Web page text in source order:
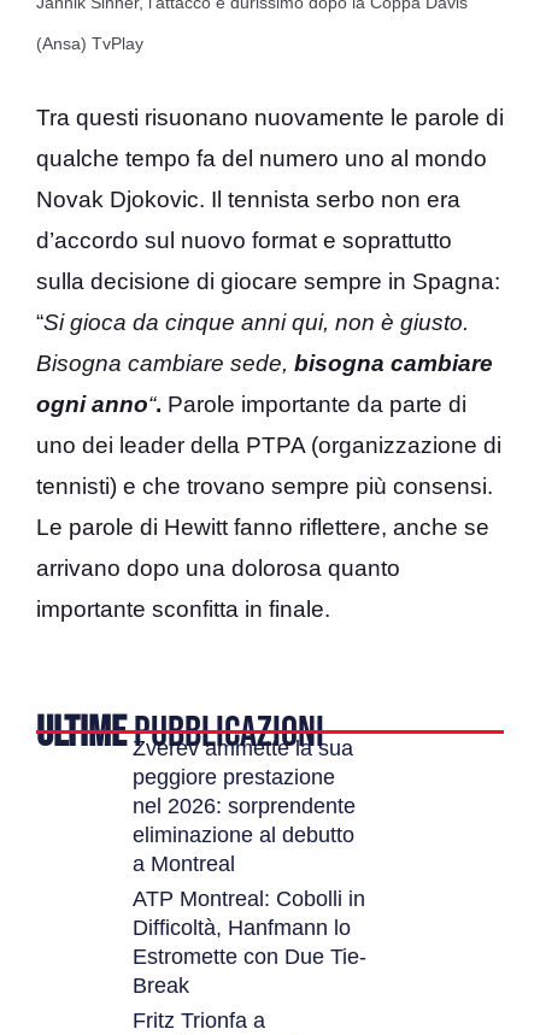
(Ansa) TvPlay
Tra questi risuonano nuovamente le parole di
qualche tempo fa del numero uno al mondo
Novak Djokovic. Il tennista serbo non era
d’accordo sul nuovo format e soprattutto
sulla decisione di giocare sempre in Spagna:
“Si gioca da cinque anni qui, non è giusto.
Bisogna cambiare sede, bisogna cambiare
ogni anno“. Parole importante da parte di
uno dei leader della PTPA (organizzazione di
tennisti) e che trovano sempre più consensi.
Le parole di Hewitt fanno riflettere, anche se
arrivano dopo una dolorosa quanto
importante sconfitta in finale.
ULTIMEPUBBLICAZIONI
Zverev ammette la sua
peggiore prestazione
nel 2026: sorprendente
eliminazione al debutto
a Montreal
ATP Montreal: Cobolli in
Difficoltà, Hanfmann lo
Estromette con Due Tie-
Break
Fritz Trionfa a